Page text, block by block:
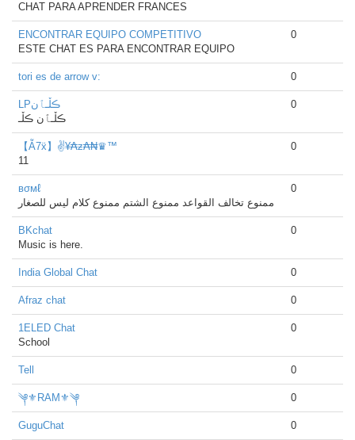
CHAT PARA APRENDER FRANCES
ENCONTRAR EQUIPO COMPETITIVO
ESTE CHAT ES PARA ENCONTRAR EQUIPO
0
tori es de arrow v: 0
LPڪڵـٱن
ڪڵـٱن ڪڵـ
0
【Ẫ7ẍ】✌¥₳ᵶ₳₦♛™
11
0
вσмℓ
ممنوع تخالف القواعد ممنوع الشتم ممنوع كلام ليس للصغار
0
BKchat
Music is here.
0
India Global Chat 0
Afraz chat 0
1ELED Chat
School
0
Tell 0
༆⚜RAM⚜༆ 0
GuguChat 0